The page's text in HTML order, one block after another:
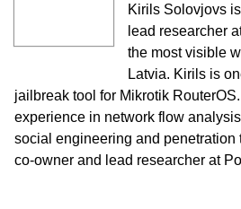
Kirils Solovjovs
lead researcher
the most visible
Latvia. Kirils is
jailbreak tool for Mikrotik
experience in network flow
social engineering and penetration
co-owner and lead researcher at